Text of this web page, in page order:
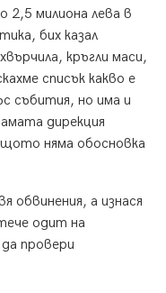
2,5 милиона лева в
бих казал
кръгли маси,
списък какво е
събития, но има и
дирекция
няма обосновка
обвинения, а изнася
одит на
провери